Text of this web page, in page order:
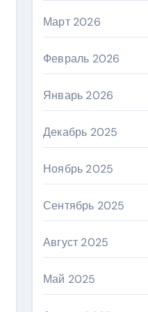
Март 2026
Февраль 2026
Январь 2026
Декабрь 2025
Ноябрь 2025
Сентябрь 2025
Август 2025
Май 2025